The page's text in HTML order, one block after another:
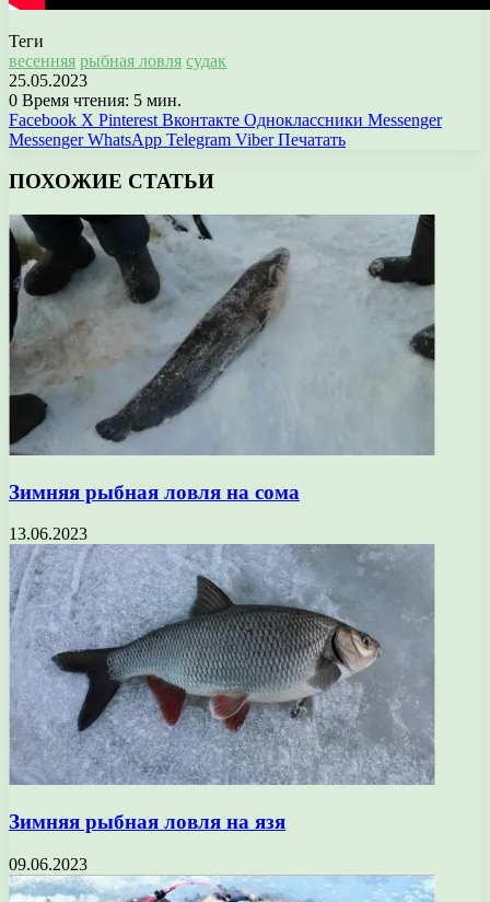
Теги
весенняя рыбная ловля судак
25.05.2023
0 Время чтения: 5 мин.
Facebook X Pinterest Вконтакте Одноклассники Messenger
Messenger WhatsApp Telegram Viber Печатать
ПОХОЖИЕ СТАТЬИ
Зимняя рыбная ловля на сома
13.06.2023
Зимняя рыбная ловля на язя
09.06.2023